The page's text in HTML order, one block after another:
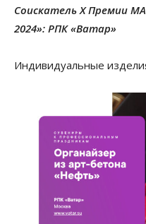
Соискатель X Премии
2024»: РПК «Ватар»
Индивидуальные